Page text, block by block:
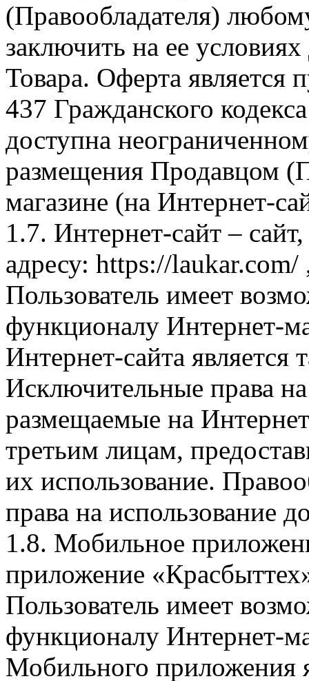
(Правообладателя)
заключить на ее
Товара. Оферта является
437 Гражданского
доступна
размещения Продавцом
магазине (на Интернет-
1.7. Интернет-сайт –
адресу: https://laukar.com/
Пользователь имеет
функционалу Интернет-
Интернет-сайта
Исключительные права
размещаемые на
третьим лицам,
их использование.
права на использование
1.8. Мобильное
приложение
Пользователь имеет
функционалу Интернет-
Мобильного приложения